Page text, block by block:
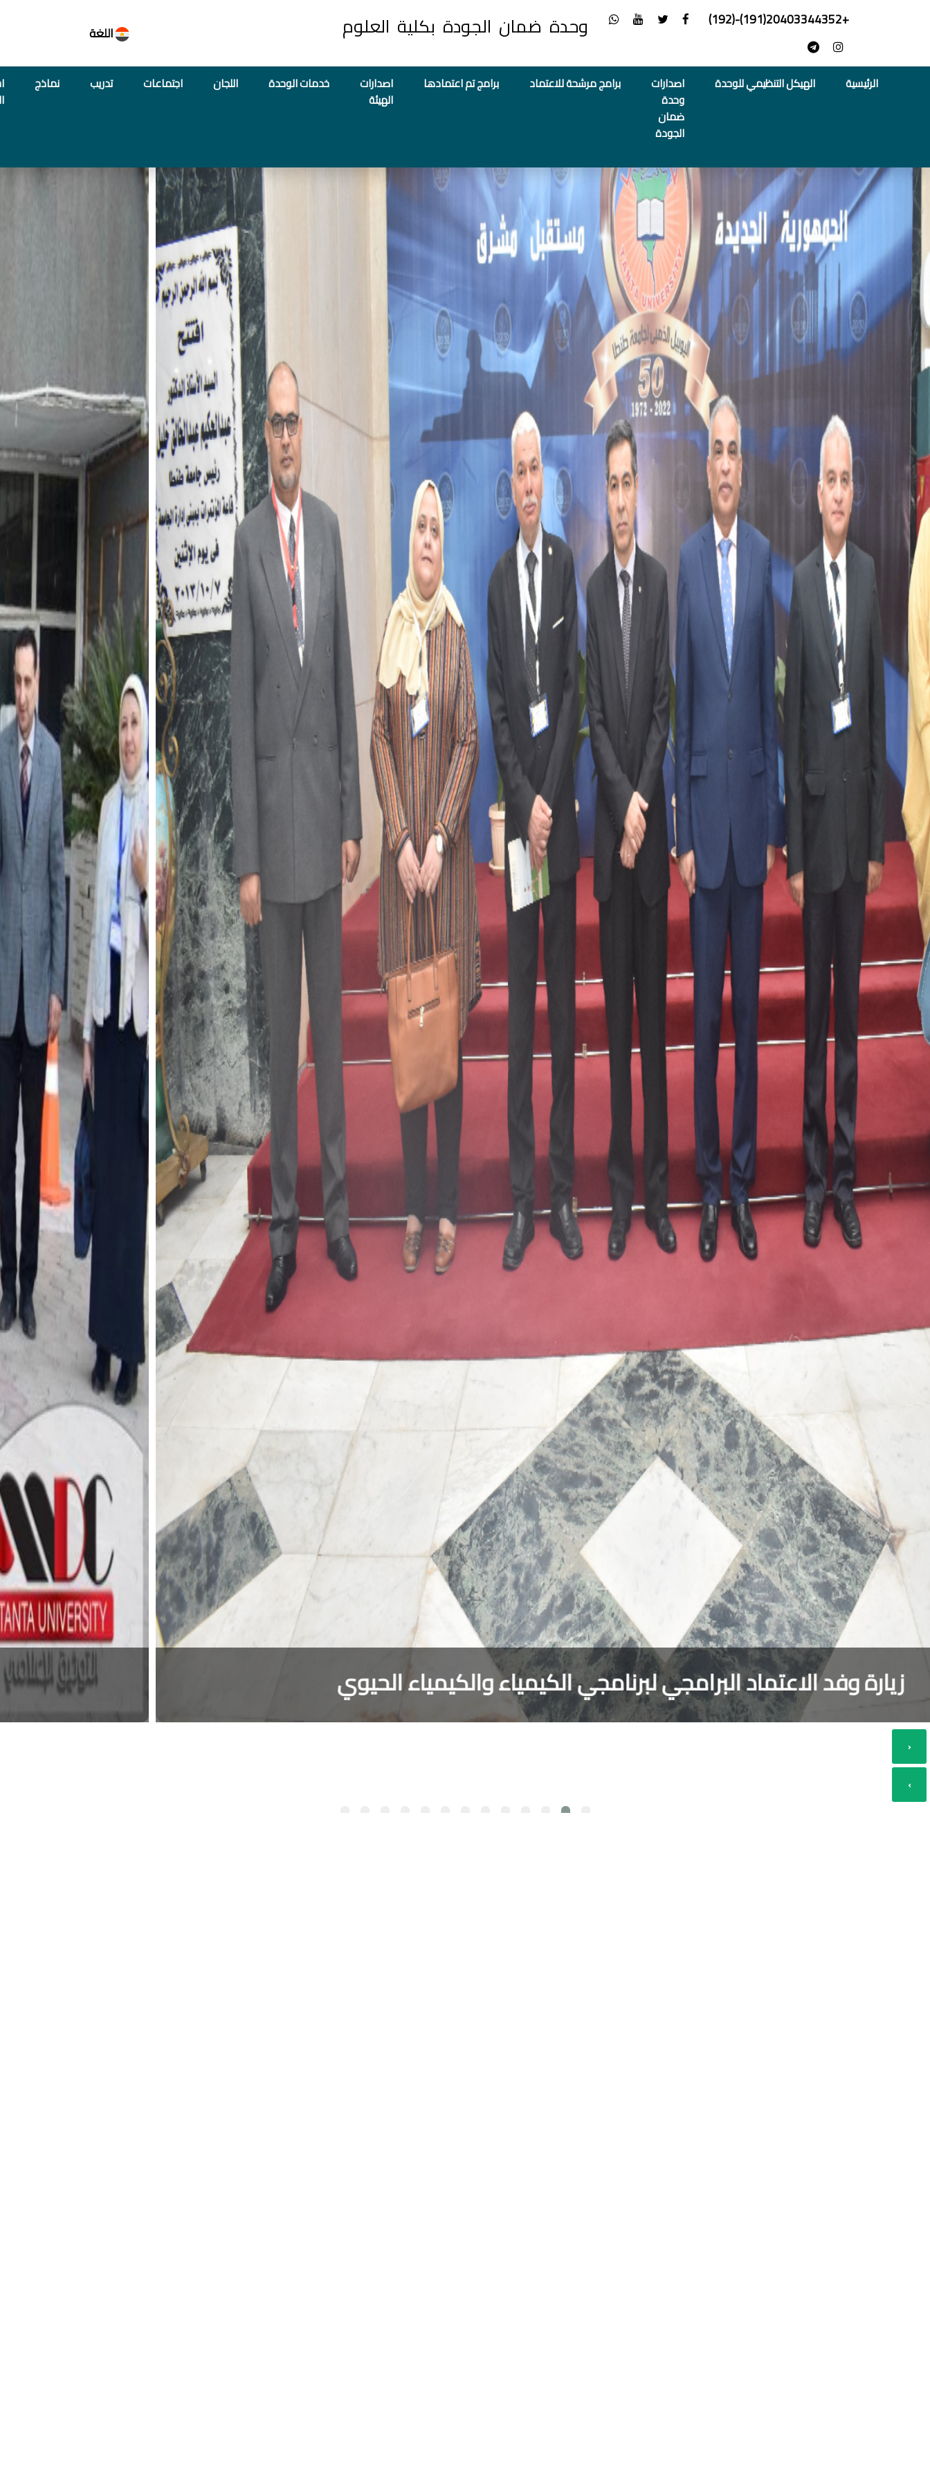
+20403344352(191)-(192) وحدة ضمان الجودة بكلية العلوم اللغة
الرئيسية الهيكل التنظيمي للوحدة
اصدارات
وحدة
ضمان
الجودة
برامج مرشحة للاعتماد برامج تم اعتمادها
اصدارات
الهيئة
خدمات الوحدة اللجان اجتماعات تدريب نماذج
زيارة وفد الاعتماد البرامجي لبرنامجي الكيمياء والكيمياء الحيوي
‹
›